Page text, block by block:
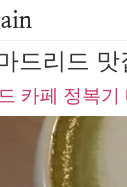
드리드 맛
카페 정복